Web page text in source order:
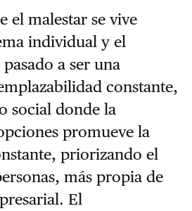
el malestar se vive
individual y el
a ser una
constante,
social donde la
promueve la
priorizando el
más propia de
El